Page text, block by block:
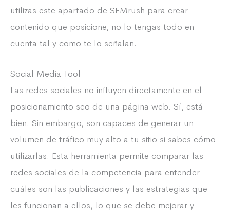
utilizas este apartado de SEMrush para crear
contenido que posicione, no lo tengas todo en
cuenta tal y como te lo señalan.
Social Media Tool
Las redes sociales no influyen directamente en el
posicionamiento seo de una página web. Sí, está
bien. Sin embargo, son capaces de generar un
volumen de tráfico muy alto a tu sitio si sabes cómo
utilizarlas. Esta herramienta permite comparar las
redes sociales de la competencia para entender
cuáles son las publicaciones y las estrategias que
les funcionan a ellos, lo que se debe mejorar y